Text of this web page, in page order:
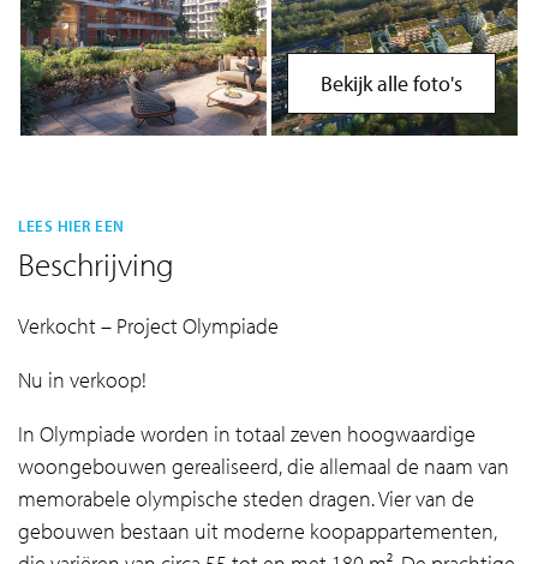
Bekijk alle foto's
LEES HIER EEN
Beschrijving
Verkocht – Project Olympiade
Nu in verkoop!
In Olympiade worden in totaal zeven hoogwaardige
woongebouwen gerealiseerd, die allemaal de naam van
memorabele olympische steden dragen. Vier van de
gebouwen bestaan uit moderne koopappartementen,